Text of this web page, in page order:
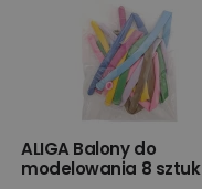
ALIGA Balony do
modelowania 8 sztuk